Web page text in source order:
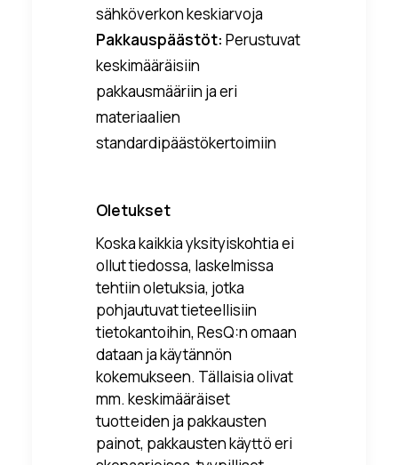
sähköverkon keskiarvoja
Pakkauspäästöt: Perustuvat
keskimääräisiin
pakkausmääriin ja eri
materiaalien
standardipäästökertoimiin
Oletukset
Koska kaikkia yksityiskohtia ei
ollut tiedossa, laskelmissa
tehtiin oletuksia, jotka
pohjautuvat tieteellisiin
tietokantoihin, ResQ:n omaan
dataan ja käytännön
kokemukseen. Tällaisia olivat
mm. keskimääräiset
tuotteiden ja pakkausten
painot, pakkausten käyttö eri